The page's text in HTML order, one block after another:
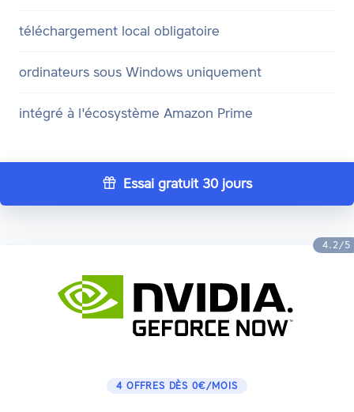
téléchargement local obligatoire
ordinateurs sous Windows uniquement
intégré à l'écosystème Amazon Prime
Essai gratuit 30 jours
4.2/5
4 OFFRES DÈS 0€/MOIS